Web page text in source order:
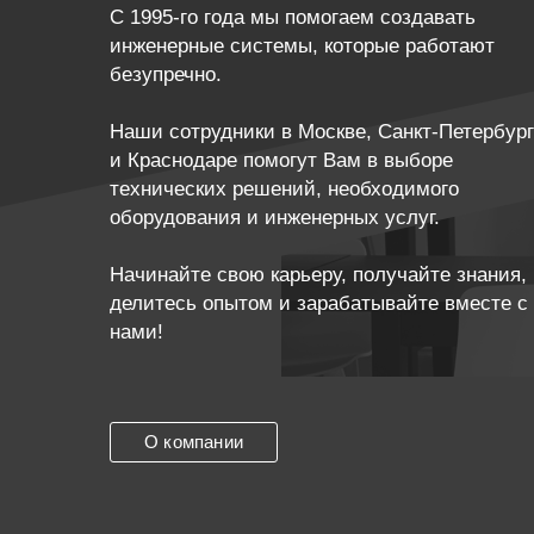
С 1995-го года мы помогаем создавать
инженерные системы, которые работают
безупречно.
Наши сотрудники в Москве, Санкт-
и Краснодаре помогут Вам в выборе
технических решений, необходимого
оборудования и инженерных услуг.
Начинайте свою карьеру, получайте знания,
делитесь опытом и зарабатывайте вместе с
нами!
О компании